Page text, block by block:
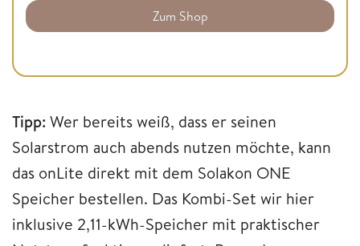
Zum Shop
Tipp: Wer bereits weiß, dass er seinen
Solarstrom auch abends nutzen möchte, kann
das onLite direkt mit dem Solakon ONE
Speicher bestellen. Das Kombi-Set wir hier
inklusive 2,11-kWh-Speicher mit praktischer